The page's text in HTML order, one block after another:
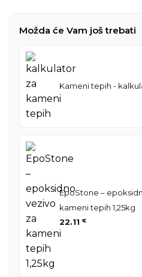
Možda će Vam još trebati
Kameni tepih -
EpoStone –
kameni tepih 1,25kg
22.11 €